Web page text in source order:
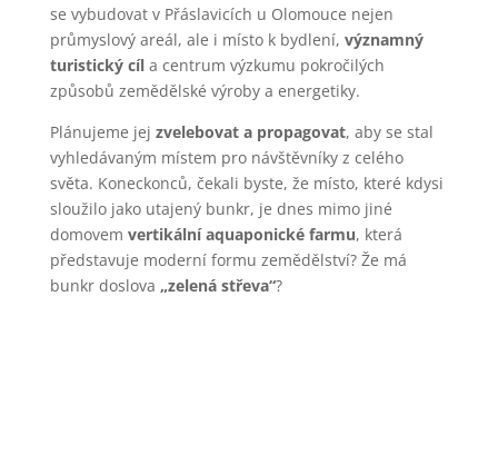
se vybudovat v Přáslavicích u Olomouce nejen
průmyslový areál, ale i místo k bydlení, významný
turistický cíla centrum výzkumu pokročilých
způsobů zemědělské výroby a energetiky.
Plánujeme jej zvelebovat a propagovat, aby se stal
vyhledávaným místem pro návštěvníky z celého
světa. Koneckonců, čekali byste, že místo, které kdysi
sloužilo jako utajený bunkr, je dnes mimo jiné
domovem vertikální aquaponické farmu, která
představuje moderní formu zemědělství? Že má
bunkr doslova „zelená střeva“?